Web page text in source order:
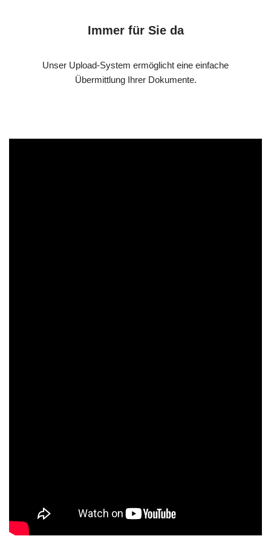
Immer für Sie da
Unser Upload-System ermöglicht eine einfache
Übermittlung Ihrer Dokumente.